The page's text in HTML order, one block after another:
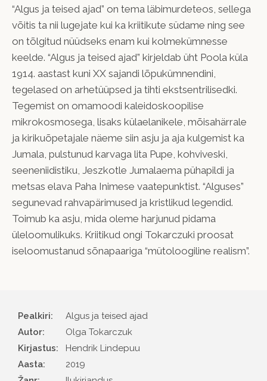
“Algus ja teised ajad” on tema läbimurdeteos, sellega
võitis ta nii lugejate kui ka kriitikute südame ning see
on tõlgitud nüüdseks enam kui kolmekümnesse
keelde. “Algus ja teised ajad” kirjeldab üht Poola küla
1914. aastast kuni XX sajandi lõpukümnendini,
tegelased on arhetüüpsed ja tihti ekstsentrilisedki.
Tegemist on omamoodi kaleidoskoopilise
mikrokosmosega, lisaks külaelanikele, mõisahärrale
ja kirikuõpetajale näeme siin asju ja aja kulgemist ka
Jumala, pulstunud karvaga lita Pupe, kohviveski,
seeneniidistiku, Jeszkotle Jumalaema pühapildi ja
metsas elava Paha Inimese vaatepunktist. “Alguses”
segunevad rahvapärimused ja kristlikud legendid.
Toimub ka asju, mida oleme harjunud pidama
üleloomulikuks. Kriitikud ongi Tokarczuki proosat
iseloomustanud sõnapaariga “mütoloogiline realism”.
Pealkiri:
Algus ja teised ajad
Autor
Olga Tokarczuk
Kirjastus
Hendrik Lindepuu
Aasta
2019